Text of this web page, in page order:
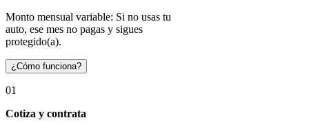
Monto mensual variable: Si no usas tu
auto, ese mes no pagas y sigues
protegido(a).
¿Cómo funciona?
01
Cotiza y contrata